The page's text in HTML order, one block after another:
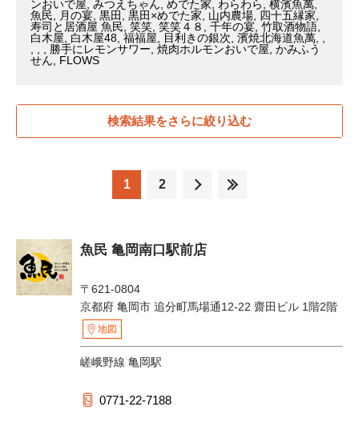
ンおいで屋 みつえちゃん めでた家 わらわら
横濱魚萬
魚民
月の宴 黒田 黒田×めでた家 山内農場 四十五縁家
寿司と居酒屋 魚民 笑笑 笑笑４８ 千年の宴 竹取酒物語
白木屋
白木屋48 福福屋 目利きの銀次 濱焼北海道魚萬
勝手にレモンサワー 焼肉ホルモンおいで屋 かみふう
せん
FLOWS
検索結果をさらに絞り込む
1 2
魚民 亀岡南口駅前店
〒621-0804
京都府 亀岡市 追分町馬場通12-22 齋田ビル 1階2階
地図
嵯峨野線 亀岡駅
0771-22-7188